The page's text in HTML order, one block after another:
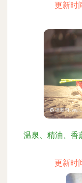
更新时
温泉、精油、香
更新时